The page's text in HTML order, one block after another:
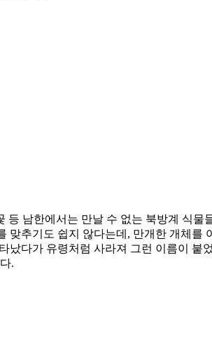
남한에서는 만날 수 없는 북방계 식물
맞추기도 쉽지 않다는데, 만개한 개체를
났다가 유령처럼 사라져 그런 이름이 붙
.